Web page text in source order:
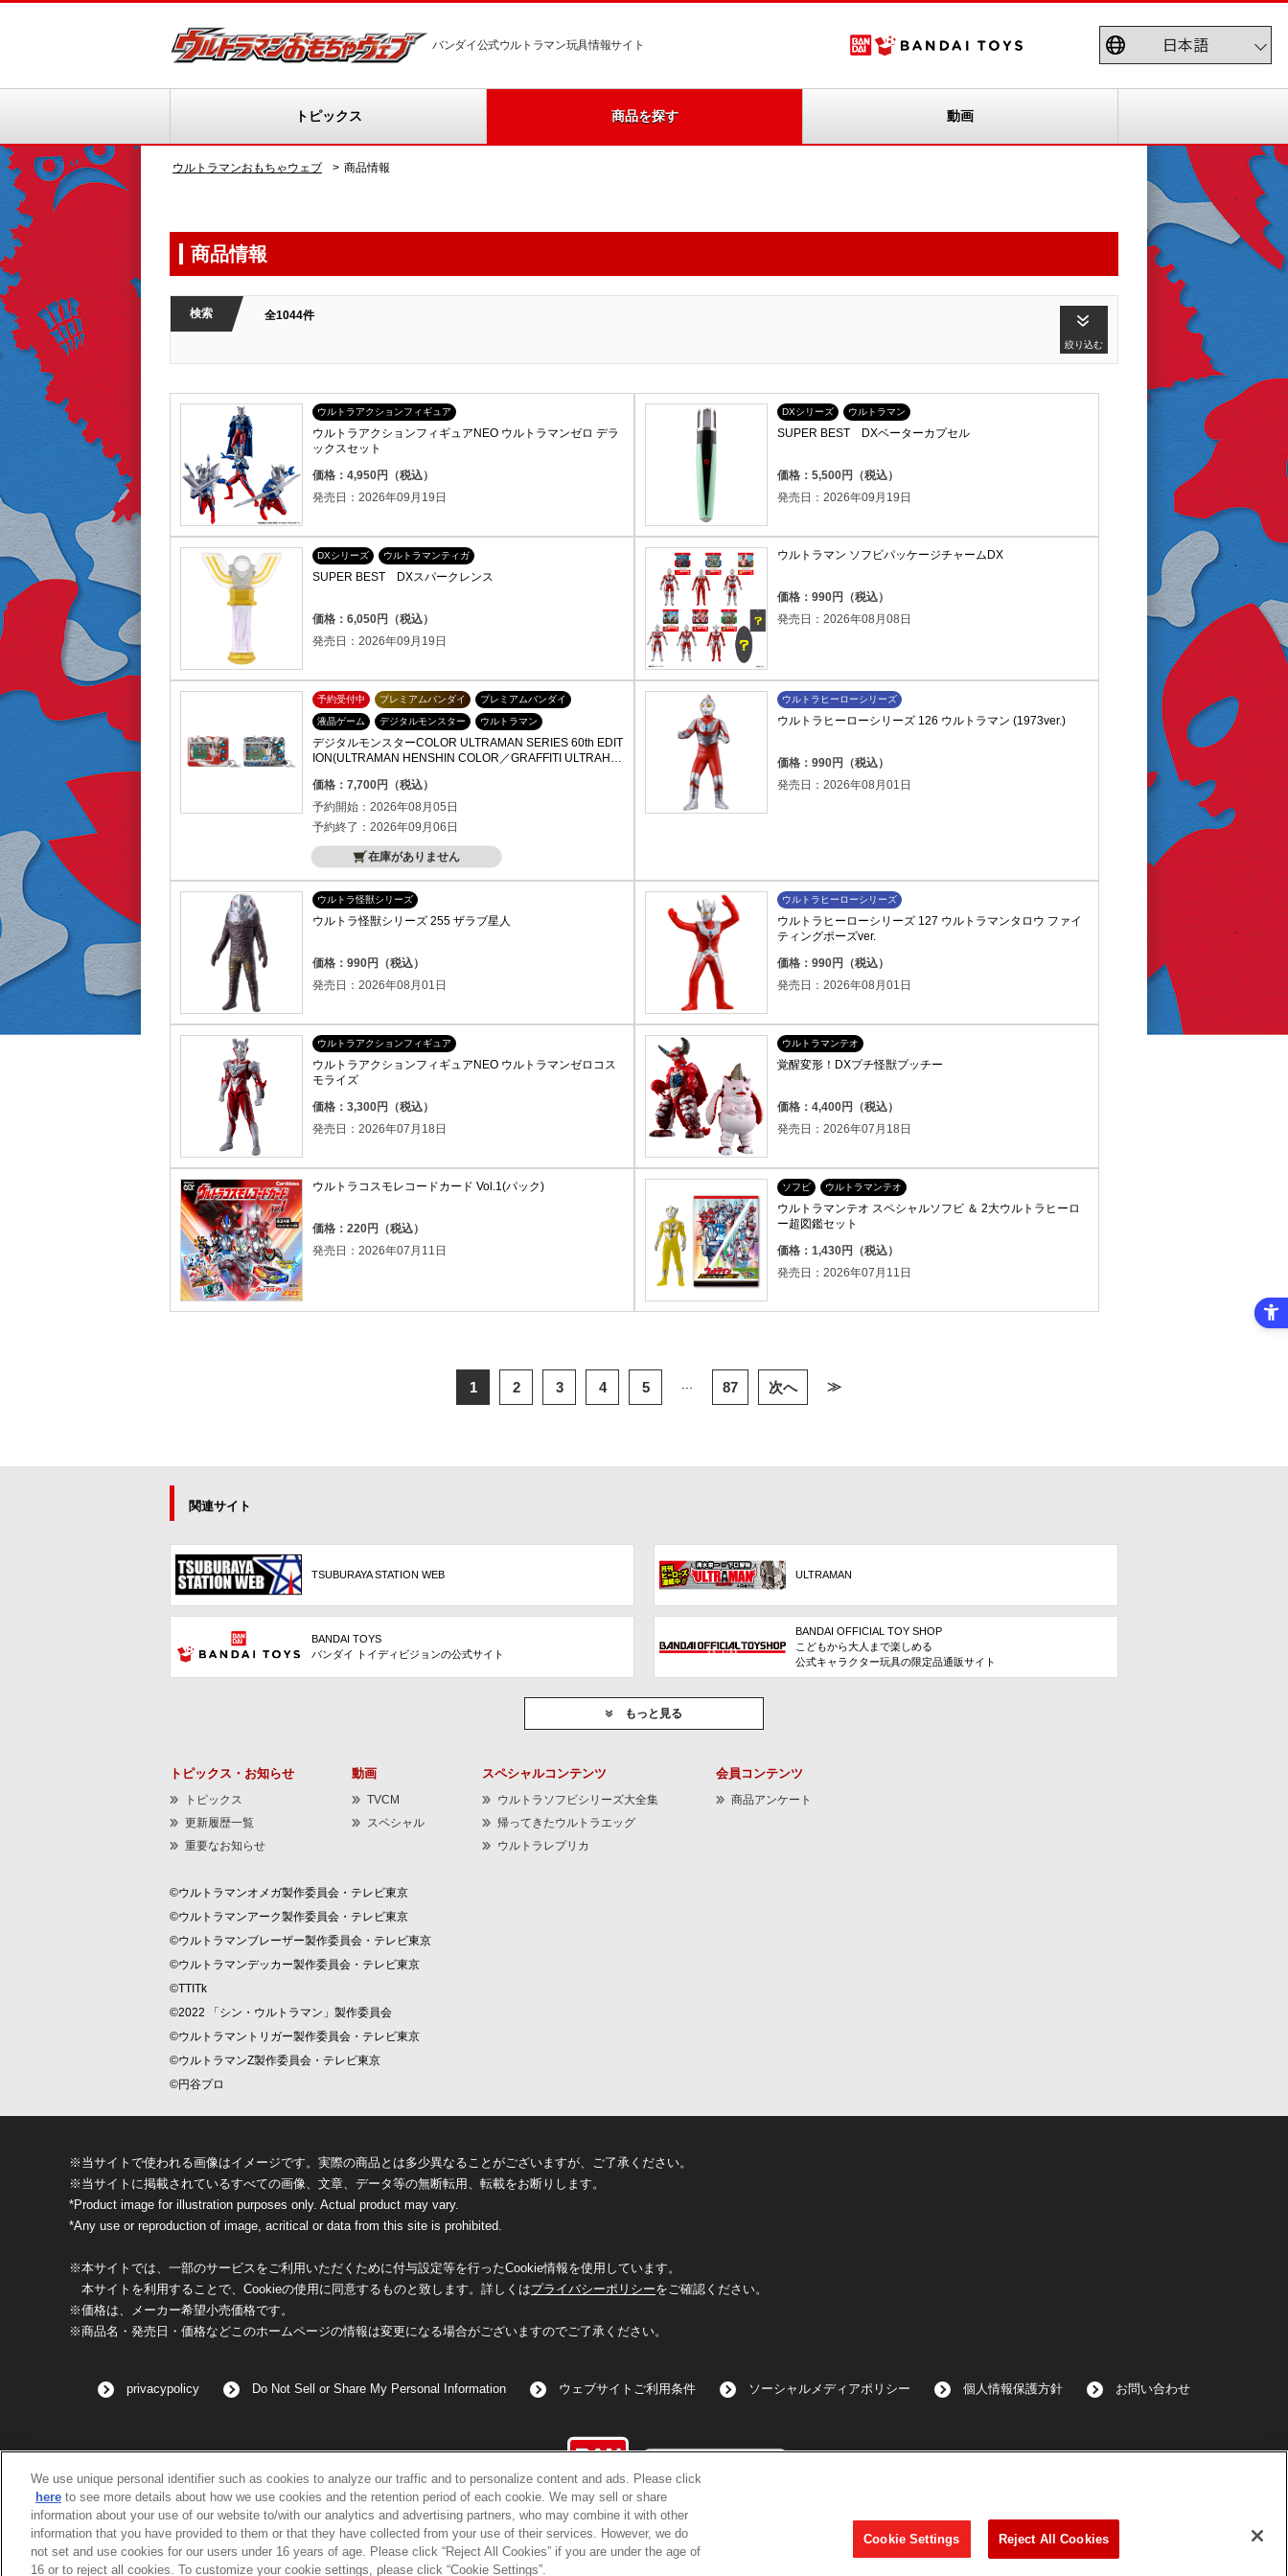
バンダイ公式ウルトラマン玩具情報サイト
トピックス 商品を探す 動画
ウルトラマンおもちゃウェブ 商品情報
商品情報
検索 全1044件
絞り込む
ウルトラアクションフィギュア
ウルトラアクションフィギュアNEO ウルトラマンゼロ デラ
ックスセット
価格：4,950円（税込）
発売日：2026年09月19日
DXシリーズ ウルトラマン
SUPER BEST DXベーターカプセル
価格：5,500円（税込）
発売日：2026年09月19日
DXシリーズ ウルトラマンティガ
SUPER BEST DXスパークレンス
価格：6,050円（税込）
発売日：2026年09月19日
ウルトラマン ソフビパッケージチャームDX
価格：990円（税込）
発売日：2026年08月08日
予約受付中 プレミアムバンダイ プレミアムバンダイ
液晶ゲーム デジタルモンスター ウルトラマン
デジタルモンスターCOLOR ULTRAMAN SERIES 60th EDIT
ION(ULTRAMAN HENSHIN COLOR／GRAFFITI ULTRAHE
価格：7,700円（税込）
予約開始：2026年08月05日
予約終了：2026年09月06日
在庫がありません
ウルトラヒーローシリーズ
ウルトラヒーローシリーズ 126 ウルトラマン (1973ver.)
価格：990円（税込）
発売日：2026年08月01日
ウルトラ怪獣シリーズ
ウルトラ怪獣シリーズ 255 ザラブ星人
価格：990円（税込）
発売日：2026年08月01日
ウルトラヒーローシリーズ
ウルトラヒーローシリーズ 127 ウルトラマンタロウ ファイ
ティングポーズver.
価格：990円（税込）
発売日：2026年08月01日
ウルトラアクションフィギュア
ウルトラアクションフィギュアNEO ウルトラマンゼロコス
モライズ
価格：3,300円（税込）
発売日：2026年07月18日
ウルトラマンテオ
覚醒変形！DXプチ怪獣プッチー
価格：4,400円（税込）
発売日：2026年07月18日
ウルトラコスモレコードカード Vol.1(パック)
価格：220円（税込）
発売日：2026年07月11日
ソフビ ウルトラマンテオ
ウルトラマンテオ スペシャルソフビ ＆ 2大ウルトラヒーロ
ー超図鑑セット
価格：1,430円（税込）
発売日：2026年07月11日
1 2 3 4 5 ... 87 次へ ≫
関連サイト
TSUBURAYA STATION WEB ULTRAMAN
BANDAI TOYS
バンダイ トイディビジョンの公式サイト
BANDAI OFFICIAL TOY SHOP
こどもから大人まで楽しめる
公式キャラクター玩具の限定品通販サイト
もっと見る
トピックス・お知らせ
トピックス
更新履歴一覧
重要なお知らせ
動画
TVCM
スペシャル
スペシャルコンテンツ
ウルトラソフビシリーズ大全集
帰ってきたウルトラエッグ
ウルトラレプリカ
会員コンテンツ
商品アンケート
©ウルトラマンオメガ製作委員会・テレビ東京
©ウルトラマンアーク製作委員会・テレビ東京
©ウルトラマンブレーザー製作委員会・テレビ東京
©ウルトラマンデッカー製作委員会・テレビ東京
©TTITk
©2022 「シン・ウルトラマン」製作委員会
©ウルトラマントリガー製作委員会・テレビ東京
©ウルトラマンZ製作委員会・テレビ東京
©円谷プロ
※当サイトで使われる画像はイメージです。実際の商品とは多少異なることがございますが、ご了承ください。
※当サイトに掲載されているすべての画像、文章、データ等の無断転用、転載をお断りします。
*Product image for illustration purposes only. Actual product may vary.
*Any use or reproduction of image, acritical or data from this site is prohibited.
※本サイトでは、一部のサービスをご利用いただくために付与設定等を行ったCookie情報を使用しています。
本サイトを利用することで、Cookieの使用に同意するものと致します。詳しくはプライバシーポリシーをご確認ください。
※価格は、メーカー希望小売価格です。
※商品名・発売日・価格などこのホームページの情報は変更になる場合がございますのでご了承ください。
privacypolicy Do Not Sell or Share My Personal Information ウェブサイトご利用条件 ソーシャルメディアポリシー 個人情報保護方針 お問い合わせ
コピーライト一覧を表示する
We use unique personal identifier such as cookies to analyze our traffic and to personalize content and ads. Please click
here to see more details about how we use cookies and the retention period of each cookie. We may sell or share
information about your use of our website to/with our analytics and advertising partners, who may combine it with other
information that you have provided to them or that they have collected from your use of their services. However, we do
not set and use cookies for our users under 16 years of age. Please click “Reject All Cookies” if you are under the age of
16 or to reject all cookies. To customize your cookie settings, please click “Cookie Settings”.
Cookie Settings Reject All Cookies